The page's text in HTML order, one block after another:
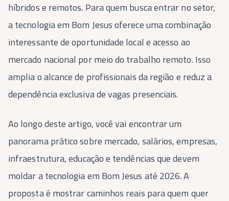
híbridos e remotos. Para quem busca entrar no setor,
a tecnologia em Bom Jesus oferece uma combinação
interessante de oportunidade local e acesso ao
mercado nacional por meio do trabalho remoto. Isso
amplia o alcance de profissionais da região e reduz a
dependência exclusiva de vagas presenciais.
Ao longo deste artigo, você vai encontrar um
panorama prático sobre mercado, salários, empresas,
infraestrutura, educação e tendências que devem
moldar a tecnologia em Bom Jesus até 2026. A
proposta é mostrar caminhos reais para quem quer